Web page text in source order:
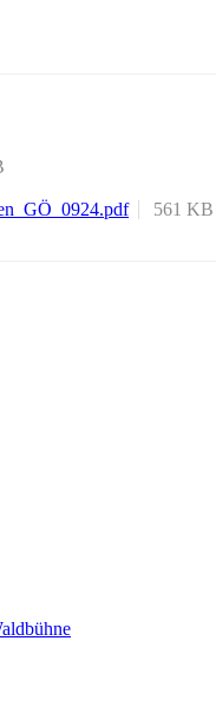
561 KB